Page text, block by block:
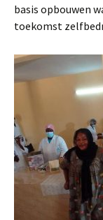
basis opbouwen
toekomst